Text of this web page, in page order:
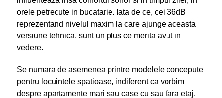
orele petrecute in bucatarie. Iata de ce, cei 36dB
reprezentand nivelul maxim la care ajunge aceasta
versiune tehnica, sunt un plus ce merita avut in
vedere.
Se numara de asemenea printre modelele concepute
pentru locuintele spatioase, indiferent ca vorbim
despre apartamente mari sau case cu sau fara etaj.